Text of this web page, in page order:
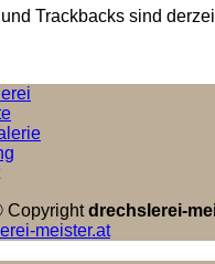
Trackbacks sind
Copyrightdrechslerei-
meister.at